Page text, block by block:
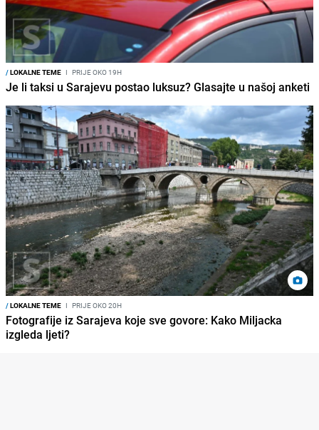
/LOKALNE TEME I PRIJE OKO 19H
Je li taksi u Sarajevu postao luksuz? Glasajte u našoj anketi
/LOKALNE TEME I PRIJE OKO 20H
Fotografije iz Sarajeva koje sve govore: Kako Miljacka
izgleda ljeti?